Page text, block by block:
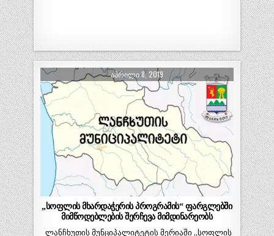
ᲐᲞᲠᲘᲚᲘ 8, 2019
„სოფლის მხარდაჭერის პროგრამის“ ფარგლებში
მიმწოდებლების შერჩევა მიმდინარეობს
ლანჩხუთის მუნციპალიტეტის მერიაში „სოფლის